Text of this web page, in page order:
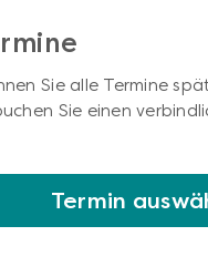
Sie alle Termine
Sie einen
Termin